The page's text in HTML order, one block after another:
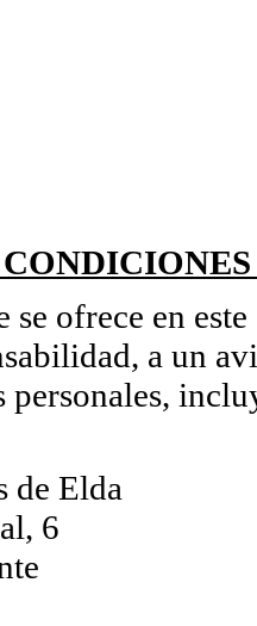
ofrece en
a un
personales,
de Elda
6